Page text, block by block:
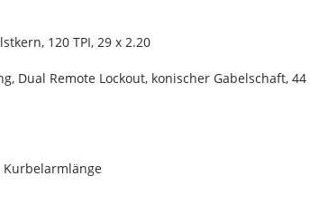
120 TPI, 29 x 2.20
Dual Remote Lockout, konischer Gabelschaft,
Kurbelarmlänge